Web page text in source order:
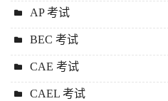
AP 考试
BEC 考试
CAE 考试
CAEL 考试